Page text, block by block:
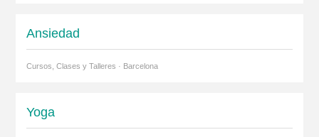
Ansiedad
Cursos, Clases y Talleres · Barcelona
Yoga